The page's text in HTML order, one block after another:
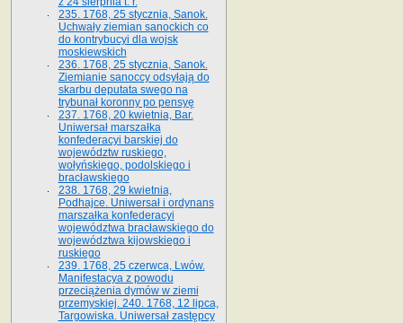
235. 1768, 25 stycznia, Sanok.
Uchwały ziemian sanockich co
do kontrybucyi dla wojsk
moskiewskich
236. 1768, 25 stycznia, Sanok.
Ziemianie sanoccy odsyłają do
skarbu deputata swego na
trybunał koronny po pensyę
237. 1768, 20 kwietnia, Bar.
Uniwersał marszałka
konfederacyi barskiej do
województw ruskiego,
wołyńskiego, podolskiego i
bracławskiego
238. 1768, 29 kwietnia,
Podhajce. Uniwersał i ordynans
marszałka konfederacyi
województwa bracławskiego do
wo­jewództwa kijowskiego i
ruskiego
239. 1768, 25 czerwca, Lwów.
Manifestacya z powodu
przeciążenia dymów w ziemi
przemyskiej. 240. 1768, 12 lipca,
Targowiska. Uniwersał zastępcy